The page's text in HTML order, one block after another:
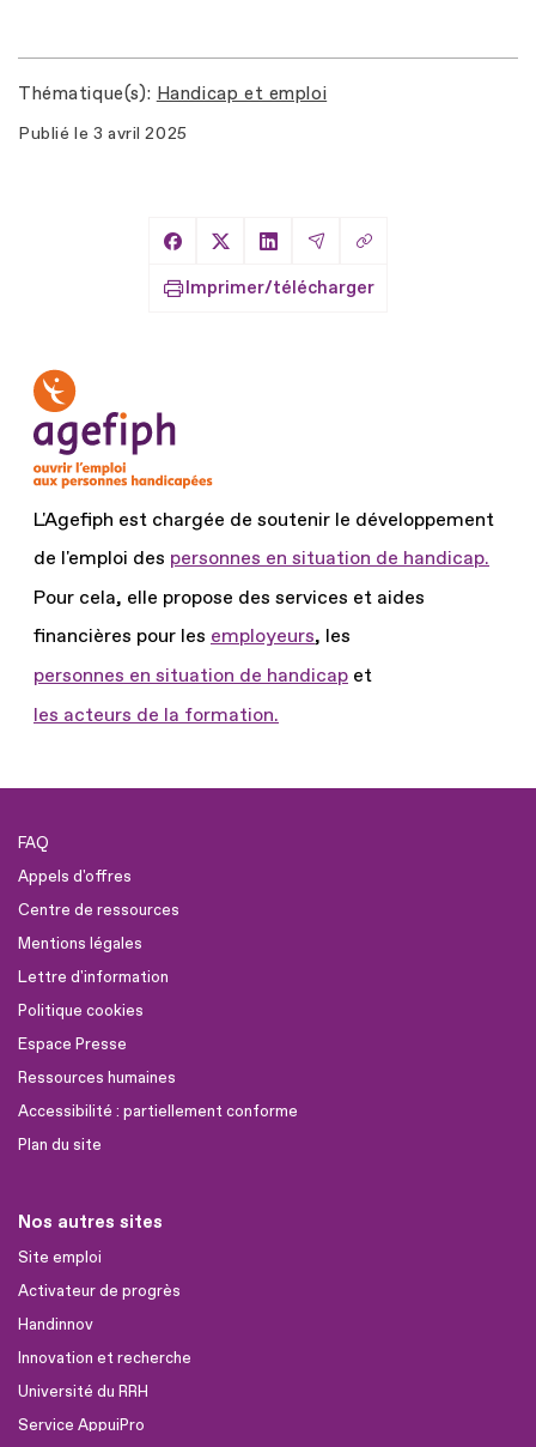
Thématique(s) Handicap et emploi
Publié le 3 avril 2025
Partager sur Facebook
Partager sur X
Partager sur LinkedIn
Partager par Email
Copier le lien
Imprimer/télécharger
L'Agefiph est chargée de soutenir le développement
de l'emploi des personnes en situation de handicap.
Pour cela, elle propose des services et aides
financières pour les employeurs, les
personnes en situation de handicap et
les acteurs de la formation.
FAQ
Appels d'offres
Centre de ressources
Mentions légales
Lettre d'information
Politique cookies
Espace Presse
Ressources humaines
Accessibilité : partiellement conforme
Plan du site
Nos autres sites
Site emploi
Activateur de progrès
Handinnov
Innovation et recherche
Université du RRH
Service AppuiPro